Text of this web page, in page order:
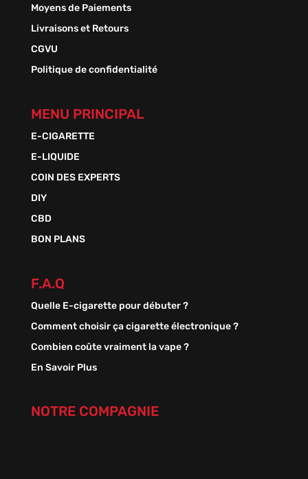
Moyens de Paiements
Livraisons et Retours
CGVU
Politique de confidentialité
MENU PRINCIPAL
E-CIGARETTE
E-LIQUIDE
COIN DES EXPERTS
DIY
CBD
BON PLANS
F.A.Q
Quelle E-cigarette pour débuter ?
Comment choisir ça cigarette électronique ?
Combien coûte vraiment la vape ?
En Savoir Plus
NOTRE COMPAGNIE